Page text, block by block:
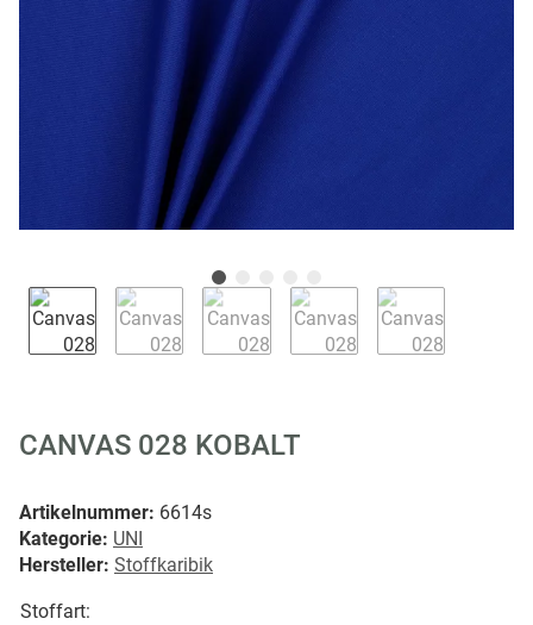
CANVAS 028 KOBALT
Artikelnummer: 6614s
Kategorie: UNI
Hersteller: Stoffkaribik
Stoffart: